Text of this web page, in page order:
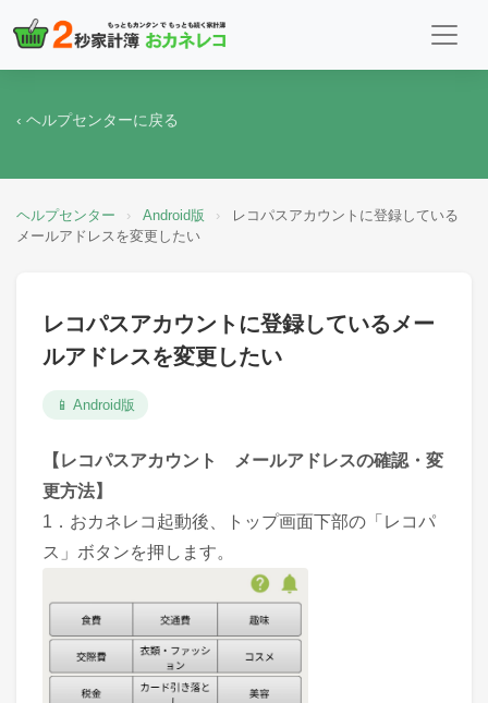
‹ ヘルプセンターに戻る
ヘルプセンター › Android版 ›
レコパスアカウントに登録している
メールアドレスを変更したい
レコパスアカウントに登録しているメー
ルアドレスを変更したい
📱 Android版
【レコパスアカウント メールアドレスの確認・変
更方法】
1．おカネレコ起動後、トップ画面下部の「レコパ
ス」ボタンを押します。